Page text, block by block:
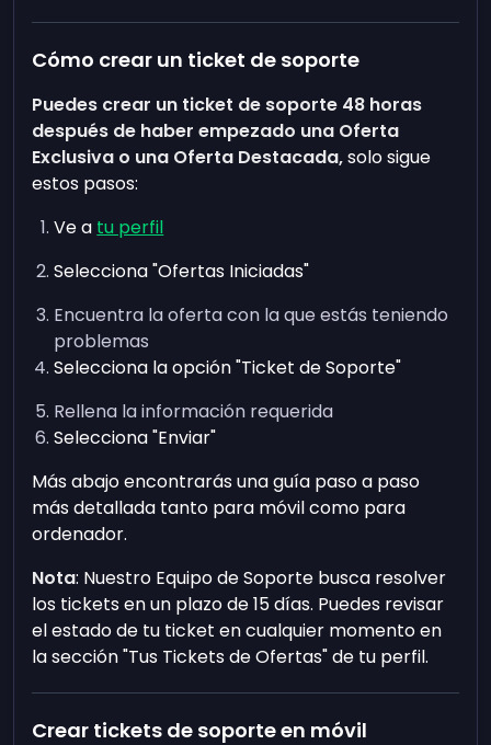
Cómo crear un ticket de soporte
Puedes crear un ticket de soporte 48 horas
después de haber empezado una Oferta
Exclusiva o una Oferta Destacada,solo sigue
estos pasos:
Ve a tu perfil
Selecciona "Ofertas Iniciadas"
Encuentra la oferta con la que estás teniendo
problemas
Selecciona la opción "Ticket de Soporte"
Rellena la información requerida
Selecciona "Enviar"
Más abajo encontrarás una guía paso a paso
más detallada tanto para móvil como para
ordenador.
Nota: Nuestro Equipo de Soporte busca resolver
los tickets en un plazo de 15 días. Puedes revisar
el estado de tu ticket en cualquier momento en
la sección "Tus Tickets de Ofertas" de tu perfil.
Crear tickets de soporte en móvil